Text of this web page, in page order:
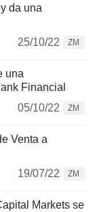
da una
25/10/22
ZM
una
Financial
05/10/22
ZM
Venta a
19/07/22
ZM
Markets se